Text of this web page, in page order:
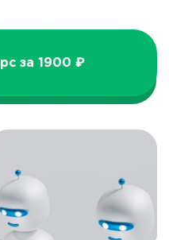
за 1900 ₽